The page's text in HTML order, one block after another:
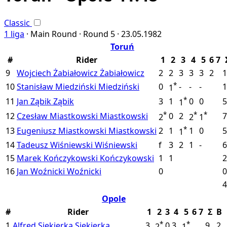
Classic
1 liga · Main Round · Round 5 · 23.05.1982
Toruń
#
Rider 1 2 3 4 5 67
9 Wojciech Żabiałowicz Żabiałowicz 2 2 3 3 3 2
10Stanisław Miedziński Miedziński 0 1* - - - 1
11 Jan ZąbikZąbik 3 1 1* 0 0 5
12 Czesław Miastkowski Miastkowski 2* 0 2 2* 1* 7
13 Eugeniusz Miastkowski Miastkowski 2 1 1* 1 0 5
14Tadeusz Wiśniewski Wiśniewski f 3 2 1 -
6
15 Marek Kończykowski Kończykowski 1 1
2
16 Jan Woźnicki Woźnicki 0
0
Opole
#
Rider 1 2 3 4 5 67 Σ B
* *